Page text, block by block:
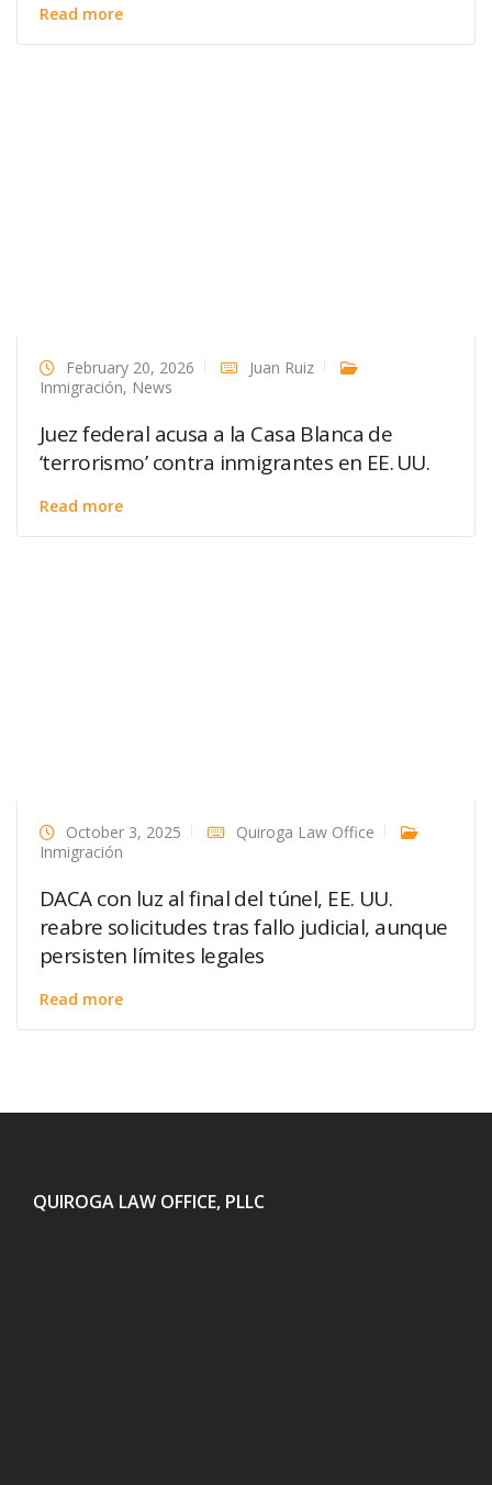
Read more
February 20, 2026
Juan Ruiz
Inmigración, News
Juez federal acusa a la Casa Blanca de
‘terrorismo’ contra inmigrantes en EE. UU.
Read more
October 3, 2025
Quiroga Law Office
Inmigración
DACA con luz al final del túnel, EE. UU.
reabre solicitudes tras fallo judicial, aunque
persisten límites legales
Read more
QUIROGA LAW OFFICE, PLLC